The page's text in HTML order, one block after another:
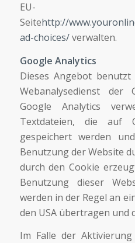
EU-
Seitehttp://
ad-choices/verwalten.
Google Analytics
Dieses Angebot benutzt
Webanalysedienst der
Google Analytics
Textdateien, die auf
gespeichert werden
Benutzung der Website
durch den Cookie
Benutzung dieser
werden in der Regel an
den USA übertragen und
Im Falle der